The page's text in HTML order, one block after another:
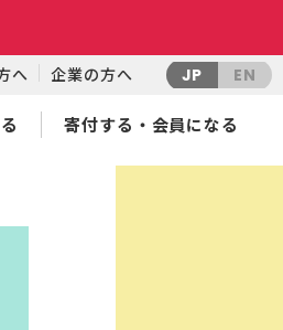
へ 企業の方へ JP EN
寄付する・会員になる